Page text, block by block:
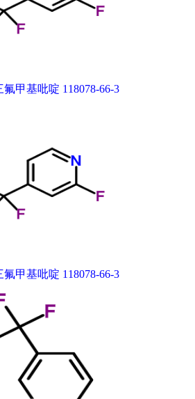
氟甲基吡啶 118078-66-3
氟甲基吡啶 118078-66-3